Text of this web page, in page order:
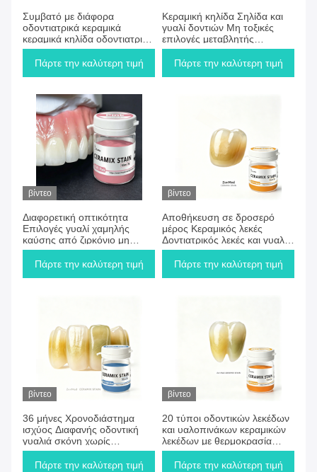
Συμβατό με διάφορα
οδοντιατρικά κεραμικά
κεραμικά κηλίδα οδοντιατρική
κεραμική γυαλί χωρίς
φωσφόρο ιδανικό για
Πάρτε την καλύτερη τιμή
Κεραμική κηλίδα Σηλίδα και
γυαλί δοντιών Μη τοξικές
επιλογές μεταβλητής
οπτικότητας σχεδιασμένες για
ακριβή χρωματισμό
Πάρτε την καλύτερη τιμή
βίντεο
Διαφορετική οπτικότητα
Επιλογές γυαλί χαμηλής
καύσης από ζιρκόνιο μη
φθοριστικό συμβατό με
διάφορα οδοντιατρικά
Πάρτε την καλύτερη τιμή
βίντεο
Αποθήκευση σε δροσερό
μέρος Κεραμικός λεκές
Δοντιατρικός λεκές και γυαλί
με μεταβλητές επιλογές
οπτικότητας για ακριβή
Πάρτε την καλύτερη τιμή
βίντεο
36 μήνες Χρονοδιάστημα
ισχύος Διαφανής οδοντική
γυαλιά σκόνη χωρίς
φθορισμό Περιλαμβάνει 20
τύπους βελτιστοποιημένα για
Πάρτε την καλύτερη τιμή
βίντεο
20 τύποι οδοντικών λεκέδων
και υαλοπινάκων κεραμικών
λεκέδων με θερμοκρασία
πυροδότησης περίπου 700-
800°C Ιδανικό για ακριβή
Πάρτε την καλύτερη τιμή